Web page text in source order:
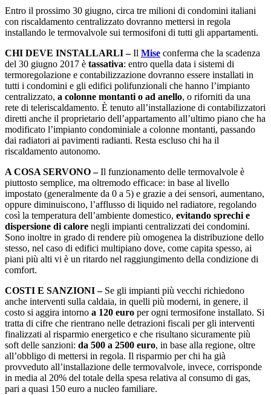
Entro il prossimo 30 giugno, circa tre milioni di condomini italiani
con riscaldamento centralizzato dovranno mettersi in regola
installando le termovalvole sui termosifoni di tutti gli appartamenti.
CHI DEVE INSTALLARLI –Il Mise conferma che la scadenza
del 30 giugno 2017 è tassativa: entro quella data i sistemi di
termoregolazione e contabilizzazione dovranno essere installati in
tutti i condomini e gli edifici polifunzionali che hanno l’impianto
centralizzato, a colonne montanti o ad anello, o riforniti da una
rete di teleriscaldamento. È tenuto all’installazione di contabilizzatori
diretti anche il proprietario dell’appartamento all’ultimo piano che ha
modificato l’impianto condominiale a colonne montanti, passando
dai radiatori ai pavimenti radianti. Resta escluso chi ha il
riscaldamento autonomo.
A COSA SERVONO –Il funzionamento delle termovalvole è
piuttosto semplice, ma oltremodo efficace: in base al livello
impostato (generalmente da 0 a 5) e grazie a dei sensori, aumentano,
oppure diminuiscono, l’afflusso di liquido nel radiatore, regolando
così la temperatura dell’ambiente domestico, evitando sprechi e
dispersione di calore negli impianti centralizzati dei condomini.
Sono inoltre in grado di rendere più omogenea la distribuzione dello
stesso, nel caso di edifici multipiano dove, come capita spesso, ai
piani più alti vi è un ritardo nel raggiungimento della condizione di
comfort.
COSTI E SANZIONI –Se gli impianti più vecchi richiedono
anche interventi sulla caldaia, in quelli più moderni, in genere, il
costo si aggira intorno a 120 euro per ogni termosifone installato. Si
tratta di cifre che rientrano nelle detrazioni fiscali per gli interventi
finalizzati al risparmio energetico e che risultano sicuramente più
soft delle sanzioni: da 500 a 2500 euro, in base alla regione, oltre
all’obbligo di mettersi in regola. Il risparmio per chi ha già
provveduto all’installazione delle termovalvole, invece, corrisponde
in media al 20% del totale della spesa relativa al consumo di gas,
pari a quasi 150 euro a nucleo familiare.